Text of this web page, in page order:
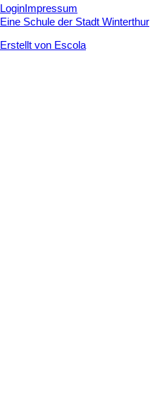
LoginImpressum
Eine Schule der Stadt Winterthur
Erstellt von Escola